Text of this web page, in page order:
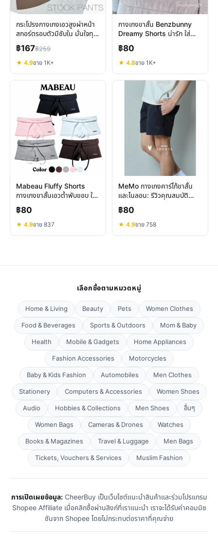
กระโปรงกางเกงเอวสูงผ่าหน้า
สกอร์ตรอบตัวมีซับใน มั่นใจทุก
การเคลื่อนไหว
฿167฿259
★ 4.9ขาย 1K+
กางเกงขาสั้น Benzbunny
Dreamy Shorts น่ารัก ใส่
สบาย พร้อมรับซัมเมอร์
฿80
★ 4.8ขาย 1K+
Mabeau Fluffy Shorts
กางเกงขาสั้นเอวต่ำพับขอบ ใส่
สบาย ปรับลุคได้หลากหลาย
฿80
★ 4.9ขาย 837
MeMo กางเกงคาร์โก้ขาสั้น
และไนลอน: รีวิวคุณสมบัติ
ความสบาย สไตล์ที่ลงตัว
฿80
★ 4.9ขาย 758
เลือกซื้อตามหมวดหมู่
Home & Living Beauty Pets
Women Clothes
Food & Beverages
Sports & Outdoors
Mom & Baby
Health
Mobile & Gadgets
Home Appliances
Fashion Accessories
Motorcycles
Baby & Kids Fashion
Automobiles
Men Clothes
Stationery
Computers & Accessories
Women Shoes
Audio
Hobbies & Collections Men Shoes
อื่นๆ
Women Bags
Cameras & Drones
Watches
Books & Magazines
Travel & Luggage
Men Bags
Tickets, Vouchers & Services
Muslim Fashion
การเปิดเผยข้อมูล:CheerBuy เป็นเว็บไซต์แนะนำสินค้าและร่วมโปรแกรม
Shopee Affiliate เมื่อคลิกซื้อผ่านลิงก์ที่เราแนะนำ เราจะได้รับค่าคอมมิช
ชันจาก Shopee โดยไม่กระทบต่อราคาที่คุณจ่าย